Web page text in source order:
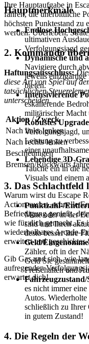
Hauptmerkmale
Endlose
ultimativen
Verfolgungsjagd
Dynamische und
Navigiere durch
jeweils einzigartige
bieten.
Intensivierende
eskalierende
militärischer
Robustes
Verfolgungsjagd,
Leistung zu
einer
Lebendige 3D-
Tauche ein in die
Visuals und einem
Warum wirst du Escape
Action suchst, schnelle
Befriedigung genießt,
wie für dich gemacht. Es
wiederholbares Arcade-
erweitert und geschicktes
Gib Gas und sieh, wie
aufregenden
erwartet dich!
Ihre Hauptaufgabe in
fahren, die unerbittliche
höchsten Punktestand zu
werden. Überleben,
2. Kommando
Haftungsausschluss:
diese Art von Spiel auf
tatsächlichen
unterscheiden.
Aktion / Zweck
Nach links lenken
Nach rechts lenken
Beschleunigen
Bremsen/Rückwärts
3. Das
Punktzahl-/
Mitte oder in der
sind und Ihren
desto besser Ihre
Geld/
Zähler, oft in der
Geld Sie
Freischalten und
Fahrzeugzustand/
es nicht immer
Autos.
schließlich zu Ihrer
in gutem Zustand!
4. Die Regeln der